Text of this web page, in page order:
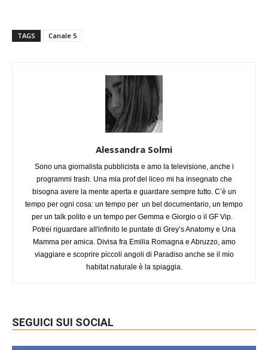
TAGS Canale 5
Alessandra Solmi
Sono una giornalista pubblicista e amo la televisione, anche i
programmi trash. Una mia prof del liceo mi ha insegnato che
bisogna avere la mente aperta e guardare sempre tutto. C’è un
tempo per ogni cosa: un tempo per un bel documentario, un tempo
per un talk polito e un tempo per Gemma e Giorgio o il GF Vip.
Potrei riguardare all'infinito le puntate di Grey’s Anatomy e Una
Mamma per amica. Divisa fra Emilia Romagna e Abruzzo, amo
viaggiare e scoprire piccoli angoli di Paradiso anche se il mio
habitat naturale è la spiaggia.
SEGUICI SUI SOCIAL